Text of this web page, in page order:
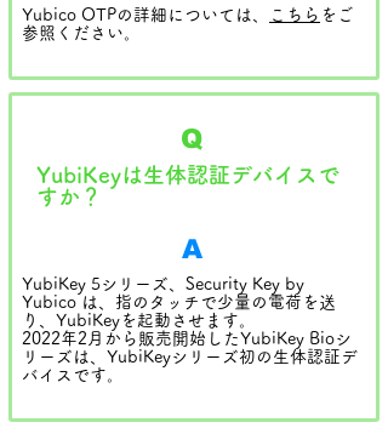
Yubico OTPの詳細については、 こちら をご
参照ください。
Q
YubiKeyは生体認証デバイスで
すか？
A
YubiKey 5シリーズ、Security Key by
Yubico は、指のタッチで少量の電荷を送
り、YubiKeyを起動させます。
2022年2月から販売開始したYubiKey Bioシ
リーズは、YubiKeyシリーズ初の生体認証デ
バイスです。